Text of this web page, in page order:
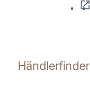
Händlerfinder